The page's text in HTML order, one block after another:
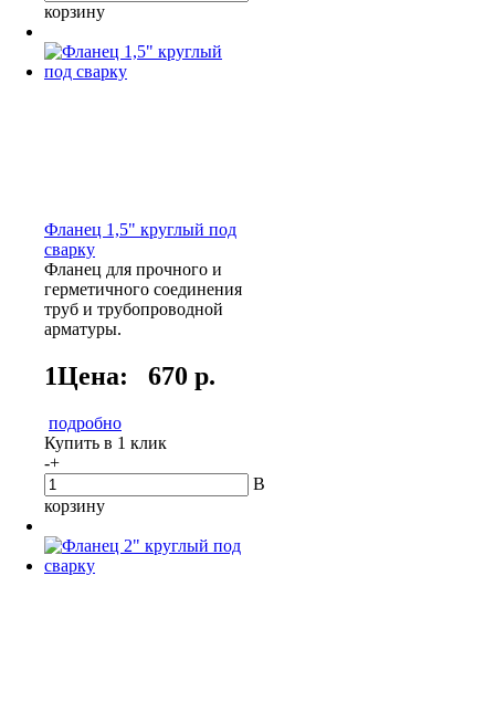
корзину
Фланец 1,5" круглый под
сварку
Фланец для прочного и
герметичного соединения
труб и трубопроводной
арматуры.
1Цена: 670 р.
подробно
Купить в 1 клик
-+
В
корзину